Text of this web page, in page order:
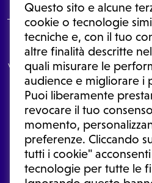
Questo sito e alcune
cookie o tecnologie
tecniche e, con il tuo
altre finalità descritte
quali misurare le
audience e migliorare i
Puoi liberamente
revocare il tuo
momento,
preferenze. Cliccando
tutti i cookie"
tecnologie per tutte le
Le informazioni proposte in questo
In nessun caso, queste informazioni
visita o una diagnosi formulata dal
le informazioni disponibili come
una diagnosi, la determinazione di
sospensione di un farmaco senza
medicina generale o
Condizioni di utilizzo|Privacy
Ⓒ 2025 | Tutti i